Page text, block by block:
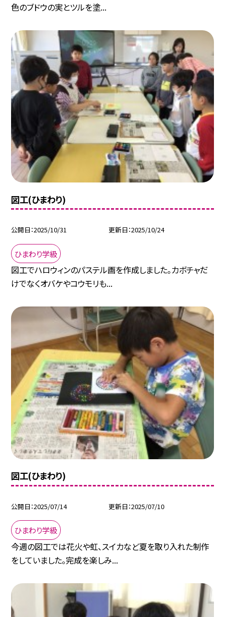
色のブドウの実とツルを塗...
図工(ひまわり)
公開日 2025/10/31 更新日 2025/10/24
ひまわり学級
図工でハロウィンのパステル画を作成しました。カボチャだ
けでなくオバケやコウモリも...
図工(ひまわり)
公開日 2025/07/14 更新日 2025/07/10
ひまわり学級
今週の図工では花火や虹、スイカなど夏を取り入れた制作
をしていました。完成を楽しみ...